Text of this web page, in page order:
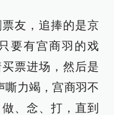
友，追捧的是京
要有宫商羽的戏
票进场，然后是
嘶力竭，宫商羽不
、念、打，直到